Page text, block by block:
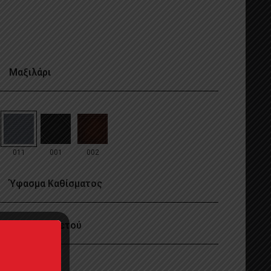
Μαξιλάρι
011 001 002
Ύφασμα Καθίσματος
Υλικό Σκελετού